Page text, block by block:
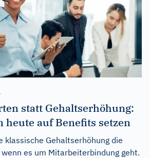
statt Gehaltserhöhung:
heute auf Benefits setzen
klassische Gehaltserhöhung die
es um Mitarbeiterbindung geht.